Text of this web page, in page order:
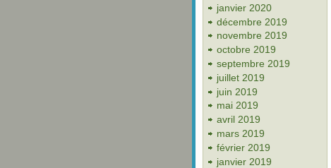
janvier 2020
décembre 2019
novembre 2019
octobre 2019
septembre 2019
juillet 2019
juin 2019
mai 2019
avril 2019
mars 2019
février 2019
janvier 2019